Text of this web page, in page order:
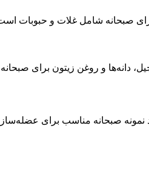
دانه‌ها و روغن زیتون برای
نمونه صبحانه مناسب برای